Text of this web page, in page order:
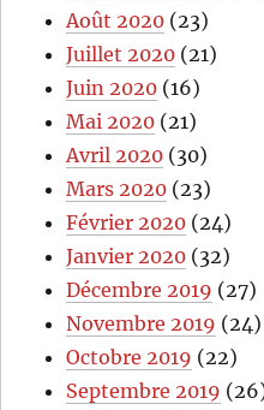
Août 2020 (23)
Juillet 2020 (21)
Juin 2020 (16)
Mai 2020 (21)
Avril 2020 (30)
Mars 2020 (23)
Février 2020 (24)
Janvier 2020 (32)
Décembre 2019 (27)
Novembre 2019 (24)
Octobre 2019 (22)
Septembre 2019